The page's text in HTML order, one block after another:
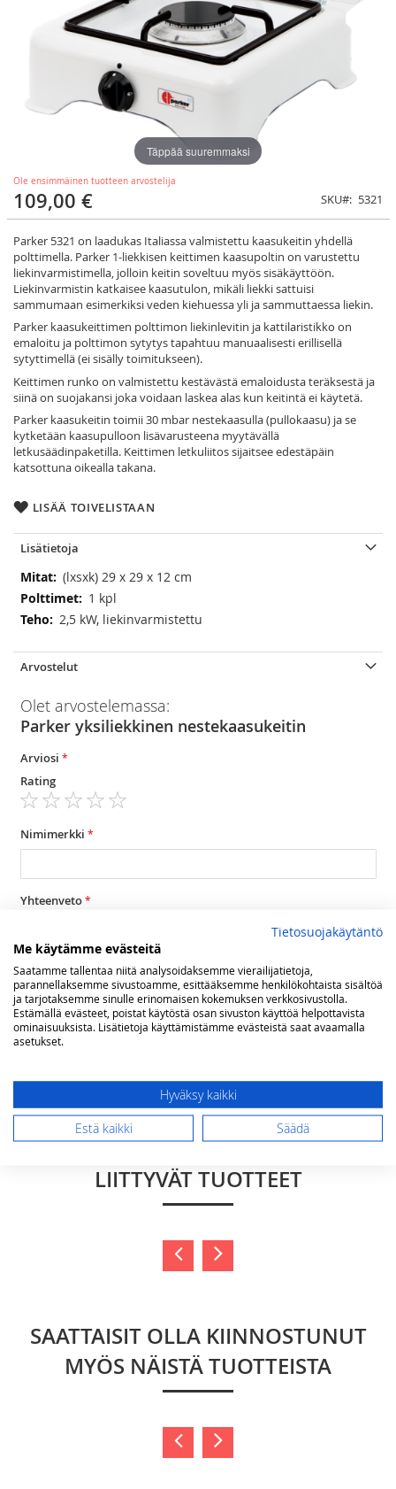
Ole ensimmäinen tuotteen arvostelija
109,00 € SKU 5321
Parker 5321 on laadukas Italiassa valmistettu kaasukeitin yhdellä
polttimella. Parker 1-liekkisen keittimen kaasupoltin on varustettu
liekinvarmistimella, jolloin keitin soveltuu myös sisäkäyttöön.
Liekinvarmistin katkaisee kaasutulon, mikäli liekki sattuisi
sammumaan esimerkiksi veden kiehuessa yli ja sammuttaessa liekin.
Parker kaasukeittimen polttimon liekinlevitin ja kattilaristikko on
emaloitu ja polttimon sytytys tapahtuu manuaalisesti erillisellä
sytyttimellä (ei sisälly toimitukseen).
Keittimen runko on valmistettu kestävästä emaloidusta teräksestä ja
siinä on suojakansi joka voidaan laskea alas kun keitintä ei käytetä.
Parker kaasukeitin toimii 30 mbar nestekaasulla (pullokaasu) ja se
kytketään kaasupulloon lisävarusteena myytävällä
letkusäädinpaketilla. Keittimen letkuliitos sijaitsee edestäpäin
katsottuna oikealla takana.
LISÄÄ TOIVELISTAAN
Täppää suuremmaksi
Lisätietoja
Lisätietoja(lxsxk) 29 x 29 x 12 cm
1 kpl
2,5 kW, liekinvarmistettu
Arvostelut
Olet arvostelemassa:
Parker yksiliekkinen nestekaasukeitin
Arviosi
Rating
star
stars
stars
stars
stars
Nimimerkki
Yhteenveto
Arvostelu
Lähetä arvostelu
LIITTYVÄT TUOTTEET
SAATTAISIT OLLA KIINNOSTUNUT
MYÖS NÄISTÄ TUOTTEISTA
Tietosuojakäytäntö
Me käytämme evästeitä
Saatamme tallentaa niitä analysoidaksemme vierailijatietoja,
parannellaksemme sivustoamme, esittääksemme henkilökohtaista sisältöä
ja tarjotaksemme sinulle erinomaisen kokemuksen verkkosivustolla.
Estämällä evästeet, poistat käytöstä osan sivuston käyttöä helpottavista
ominaisuuksista. Lisätietoja käyttämistämme evästeistä saat avaamalla
asetukset.
Hyväksy kaikki
Estä kaikki Säädä